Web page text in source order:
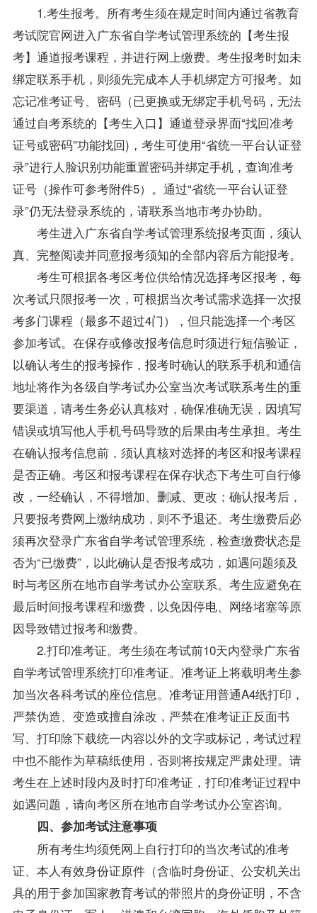
1.考生报考。所有考生须在规定时间内通过省教育
考试院官网进入广东省自学考试管理系统的【考生报
考】通道报考课程，并进行网上缴费。考生报考时如未
绑定联系手机，则须先完成本人手机绑定方可报考。如
忘记准考证号、密码（已更换或无绑定手机号码，无法
通过自考系统的【考生入口】通道登录界面“找回准考
证号或密码”功能找回)，考生可使用“省统一平台认证登
录”进行人脸识别功能重置密码并绑定手机，查询准考
证号（操作可参考附件5）。通过“省统一平台认证登
录”仍无法登录系统的，请联系当地市考办协助。
考生进入广东省自学考试管理系统报考页面，须认
真、完整阅读并同意报考须知的全部内容后方能报考。
考生可根据各考区考位供给情况选择考区报考，每
次考试只限报考一次，可根据当次考试需求选择一次报
考多门课程（最多不超过4门），但只能选择一个考区
参加考试。在保存或修改报考信息时须进行短信验证，
以确认考生的报考操作，报考时确认的联系手机和通信
地址将作为各级自学考试办公室当次考试联系考生的重
要渠道，请考生务必认真核对，确保准确无误，因填写
错误或填写他人手机号码导致的后果由考生承担。考生
在确认报考信息前，须认真核对选择的考区和报考课程
是否正确。考区和报考课程在保存状态下考生可自行修
改，一经确认，不得增加、删减、更改；确认报考后，
只要报考费网上缴纳成功，则不予退还。考生缴费后必
须再次登录广东省自学考试管理系统，检查缴费状态是
否为“已缴费”，以此确认是否报考成功，如遇问题须及
时与考区所在地市自学考试办公室联系。考生应避免在
最后时间报考课程和缴费，以免因停电、网络堵塞等原
因导致错过报考和缴费。
2.打印准考证。考生须在考试前10天内登录广东省
自学考试管理系统打印准考证。准考证上将载明考生参
加当次各科考试的座位信息。准考证用普通A4纸打印，
严禁伪造、变造或擅自涂改，严禁在准考证正反面书
写、打印除下载统一内容以外的文字或标记，考试过程
中也不能作为草稿纸使用，否则将按规定严肃处理。请
考生在上述时段内及时打印准考证，打印准考证过程中
如遇问题，请向考区所在地市自学考试办公室咨询。
四、参加考试注意事项
所有考生均须凭网上自行打印的当次考试的准考
证、本人有效身份证原件（含临时身份证、公安机关出
具的用于参加国家教育考试的带照片的身份证明，不含